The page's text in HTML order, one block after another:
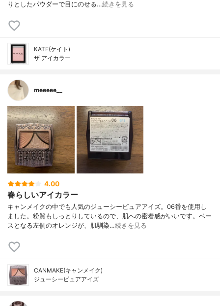
りとしたパウダーで目にのせる…続きを見る
KATE(ケイト)
ザ アイカラー
meeeee__
4.00
春らしいアイカラー
キャンメイクの中でも人気のジューシーピュアアイズ。06番を使用し
ました。粉質もしっとりしているので、肌への密着感がいいです。ベー
スとなる左側のオレンジが、肌馴染…続きを見る
CANMAKE(キャンメイク)
ジューシーピュアアイズ